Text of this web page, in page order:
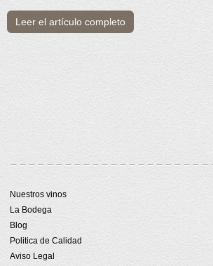
Leer el artículo completo
Nuestros vinos
La Bodega
Blog
Politica de Calidad
Aviso Legal